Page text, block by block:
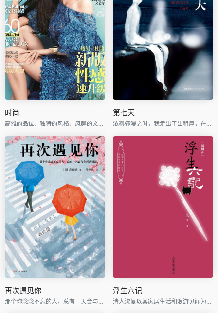
时尚
高雅的品位、独特的风格、风趣的文字、新颖的设计
第七天
浓雾弥漫之时，我走出了出租屋，在空虚混沌的城市里孑孓而行。
再次遇见你
那个你念念不忘的人，总有一天会与你再次相遇。
浮生六记
清人沈复以其家居生活和浪游见闻为内容写成的《浮生六记》，为中国文学史上的一支奇葩。